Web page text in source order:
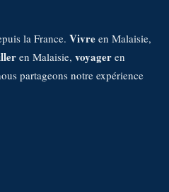
la France. Vivre en Malaisie,
en Malaisie, voyager en
partageons notre expérience